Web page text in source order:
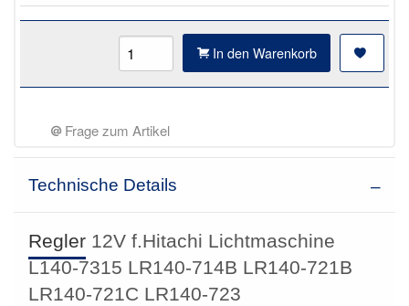
In den Warenkorb
Frage zum Artikel
Technische Details
Regler 12V f.Hitachi Lichtmaschine
L140-7315 LR140-714B LR140-721B
LR140-721C LR140-723